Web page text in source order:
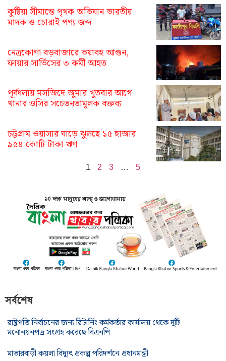
কুষ্টিয়া সীমান্তে পৃথক অভিযান ভারতীয়
মাদক ও চোরাই পণ্য জব্দ
নেত্রকোণা বড়বাজারে ভয়াবহ আগুন,
ফায়ার সার্ভিসের ৩ কর্মী আহত
পূর্বধলায় মসজিদে জুমার খুতবার আগে
থানার ওসির সচেতনতামূলক বক্তব্য
চট্টগ্রাম ওয়াসার ঘাড়ে ঝুলছে ১৫ হাজার
৯৫৪ কোটি টাকা ঋণ
1 2 3 … 5
সর্বশেষ
রাষ্ট্রপতি নির্বাচনের জন্য রিটার্নিং কর্মকর্তার কার্যালয় থেকে দুটি
মনোনয়নপত্র সংগ্রহ করেছে বিএনপি
মাতারবাড়ী কয়লা বিদ্যুৎ প্রকল্প পরিদর্শনে প্রধানমন্ত্রী